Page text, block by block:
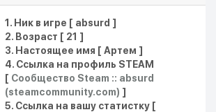
1. Ник в игре [ absurd ]
2. Возраст [ 21 ]
3. Настоящее имя [ Артем ]
4. Ссылка на профиль STEAM
[ Сообщество Steam :: absurd
(steamcommunity.com) ]
5. Ссылка на вашу статистку [